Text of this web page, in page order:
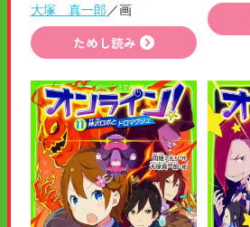
大塚 真一郎 ／画
ためし読み